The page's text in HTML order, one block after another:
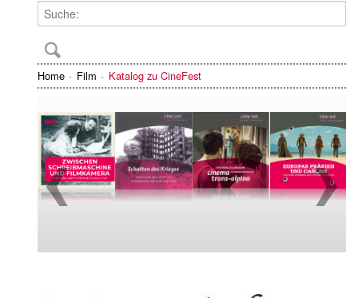
Home Film Katalog zu CineFest